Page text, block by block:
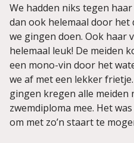
We hadden niks tegen
dan ook helemaal door
we gingen doen. Ook haar
helemaal leuk! De meiden
een mono-vin door het
we af met een lekker
gingen kregen alle meiden
zwemdiploma mee. Het
om met zo’n staart te